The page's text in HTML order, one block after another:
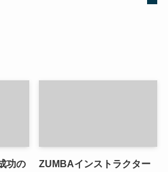
功の
ZUMBAインストラクター